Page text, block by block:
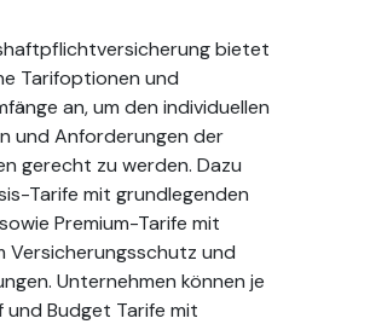
bietet
Tarifoptionen und
an, um den individuellen
und Anforderungen der
gerecht zu werden. Dazu
Tarife mit grundlegenden
Premium-Tarife mit
Versicherungsschutz und
Unternehmen können je
und Budget Tarife mit